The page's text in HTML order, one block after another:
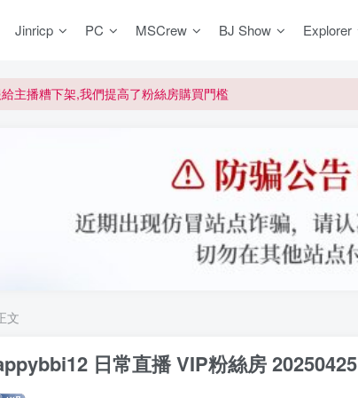
Jinricp PC MSCrew BJ Show Explorer
版網站冒充 Jinricp.net [20260605更新]
支援115網盤/PikPak網盤，其它網盤均不支援
版網站冒充 Jinricp.net [20260605更新]
文
happybbi12 日常直播 VIP粉絲房